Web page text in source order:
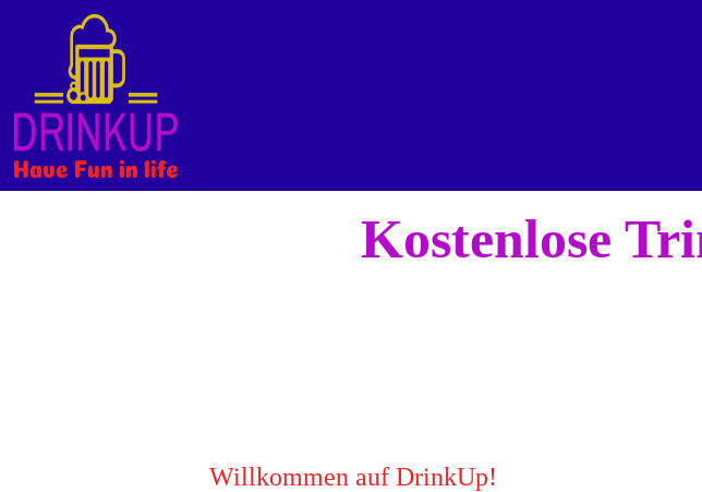
Kostenlose
Willkommen auf DrinkUp!